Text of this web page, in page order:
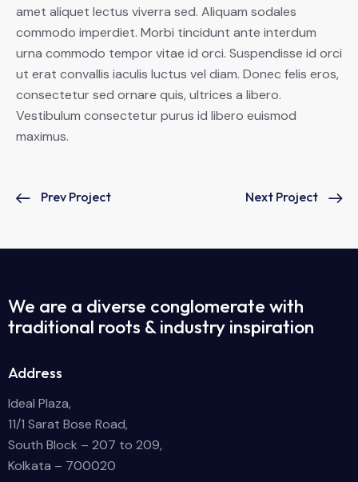
amet aliquet lectus viverra sed. Aliquam sodales
commodo imperdiet. Morbi tincidunt ante interdum
urna commodo tempor vitae id orci. Suspendisse id orci
ut erat convallis iaculis luctus vel diam. Donec felis eros,
consectetur sed ornare quis, ultrices a libero.
Vestibulum consectetur purus id libero euismod
maximus.
Prev Project Next Project
We are a diverse conglomerate with
traditional roots & industry inspiration
Address
Ideal Plaza,
11/1 Sarat Bose Road,
South Block – 207 to 209,
Kolkata – 700020